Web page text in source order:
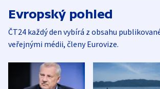
Evropský pohled
ČT24 každý den vybírá z obsahu
veřejnými médii, členy Eurovize.